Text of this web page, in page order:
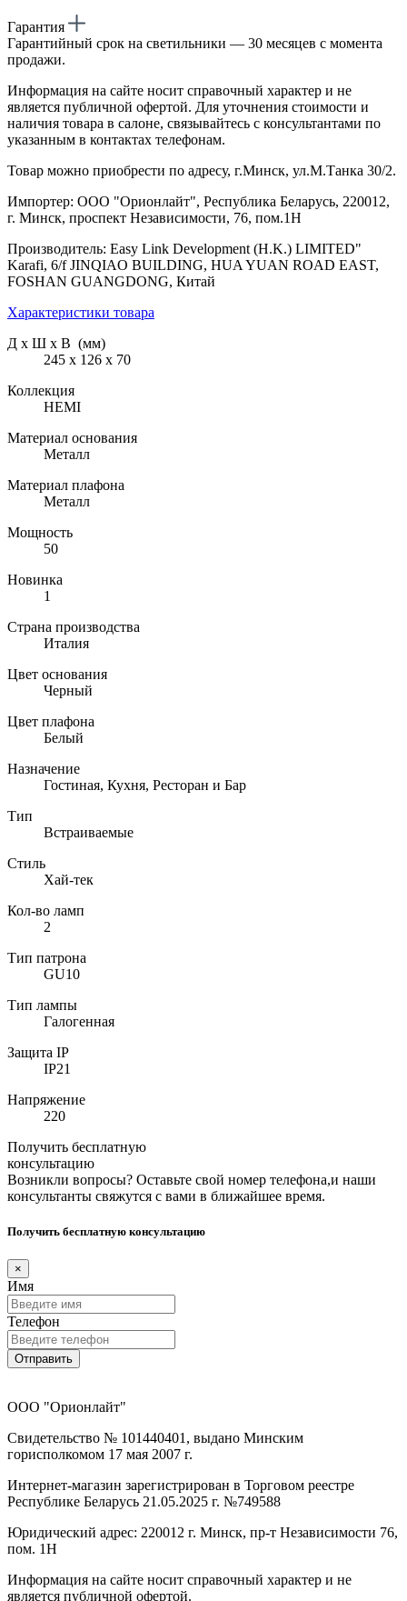
Гарантия
Гарантийный срок на светильники — 30 месяцев с момента
продажи.
Информация на сайте носит справочный характер и не
является публичной офертой. Для уточнения стоимости и
наличия товара в салоне, связывайтесь с консультантами по
указанным в контактах телефонам.
Товар можно приобрести по адресу, г.Минск, ул.М.Танка 30/2.
Импортер: ООО "Орионлайт", Республика Беларусь, 220012,
г. Минск, проспект Независимости, 76, пом.1Н
Производитель: Easy Link Development (H.K.) LIMITED"
Karafi, 6/f JINQIAO BUILDING, HUA YUAN ROAD EAST,
FOSHAN GUANGDONG, Китай
Характеристики товара
Д х Ш х В (мм)
245 х 126 х 70
Коллекция
HEMI
Материал основания
Металл
Материал плафона
Металл
Мощность
50
Новинка
1
Страна производства
Италия
Цвет основания
Черный
Цвет плафона
Белый
Назначение
Гостиная, Кухня, Ресторан и Бар
Тип
Встраиваемые
Стиль
Хай-тек
Кол-во ламп
2
Тип патрона
GU10
Тип лампы
Галогенная
Защита IP
IP21
Напряжение
220
Получить бесплатную
консультацию
Возникли вопросы? Оставьте свой номер телефона,и наши
консультанты свяжутся с вами в ближайшее время.
Получить бесплатную консультацию
×
Имя
Телефон
Отправить
ООО "Орионлайт"
Свидетельство № 101440401, выдано Минским
горисполкомом 17 мая 2007 г.
Интернет-магазин зарегистрирован в Торговом реестре
Республике Беларусь 21.05.2025 г. №749588
Юридический адрес: 220012 г. Минск, пр-т Независимости 76,
пом. 1Н
Информация на сайте носит справочный характер и не
является публичной офертой.